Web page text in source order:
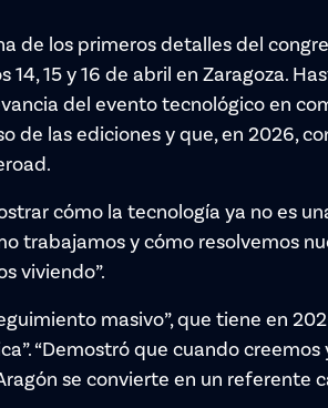
de los primeros detalles del
15 y 16 de abril en Zaragoza.
del evento tecnológico en
las ediciones y que, en 2026,
cómo la tecnología ya no es
trabajamos y cómo resolvemos
viviendo”.
masivo”, que tiene en
“Demostró que cuando
se convierte en un referente